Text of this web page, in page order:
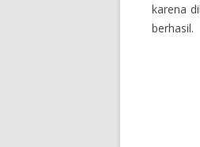
karena
berhasil.